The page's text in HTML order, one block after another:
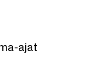
ajat